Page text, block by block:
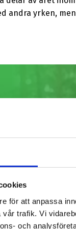
för att anpassa
trafik. Vi
och
andra yrken,